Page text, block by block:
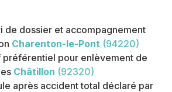
de dossier et accompagnement
Charenton-le-Pont (94220)
préférentiel pour enlèvement de
Châtillon (92320)
après accident total déclaré par